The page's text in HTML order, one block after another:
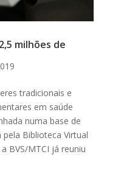
milhões de
tradicionais e
em saúde
numa base de
Biblioteca Virtual
BVS/MTCI já reuniu